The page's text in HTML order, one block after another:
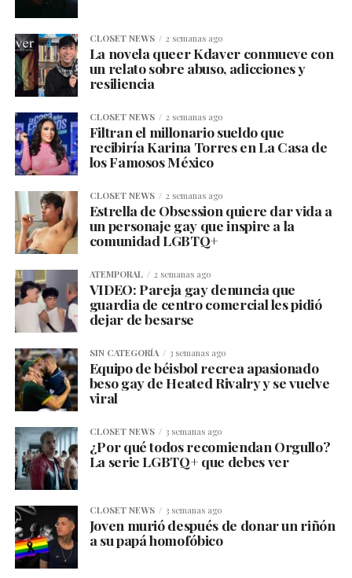
CLOSET NEWS 2 semanas ago
La novela queer Kdaver conmueve con
un relato sobre abuso, adicciones y
resiliencia
CLOSET NEWS 2 semanas ago
Filtran el millonario sueldo que
recibiría Karina Torres en La Casa de
los Famosos México
CLOSET NEWS 2 semanas ago
Estrella de Obsession quiere dar vida a
un personaje gay que inspire a la
comunidad LGBTQ+
ATEMPORAL 2 semanas ago
VIDEO: Pareja gay denuncia que
guardia de centro comercial les pidió
dejar de besarse
SIN CATEGORÍA 3 semanas ago
Equipo de béisbol recrea apasionado
beso gay de Heated Rivalry y se vuelve
viral
CLOSET NEWS 3 semanas ago
¿Por qué todos recomiendan Orgullo?
La serie LGBTQ+ que debes ver
CLOSET NEWS 3 semanas ago
Joven murió después de donar un riñón
a su papá homofóbico